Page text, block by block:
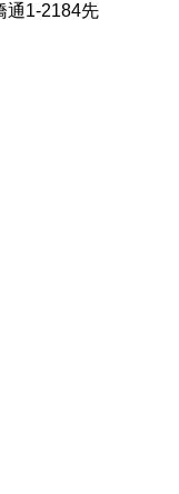
通1-2184先